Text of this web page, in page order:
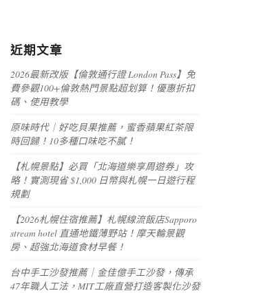
近期文章
2026最新改版【倫敦通行證 London Pass】免
費參觀100+倫敦熱門景點超划算！優惠折扣
碼、使用教學
原味時代｜好吃貝果推薦，蜜香蘋果紅茶限
時回歸！10多種口味吃不膩！
【札幌景點】必買「北海道樂享周遊券」攻
略！實測現省 $1,000 日幣與札幌一日遊行程
規劃
【2026札幌住宿推薦】札幌線流飯店Sapporo
stream hotel 直通地鐵薄野站！摩天輪景觀
房、超強北海道食材早餐！
台中手工沙發推薦｜金佳億手工沙發，傳承
47年職人工法，MIT工廠直營打造客製化沙發